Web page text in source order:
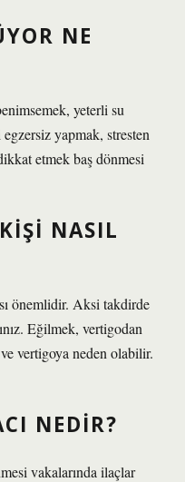
NE
yeterli su
yapmak, stresten
etmek baş dönmesi
NASIL
önemlidir. Aksi takdirde
Eğilmek, vertigodan
vertigoya neden olabilir.
NEDIR?
vakalarında ilaçlar